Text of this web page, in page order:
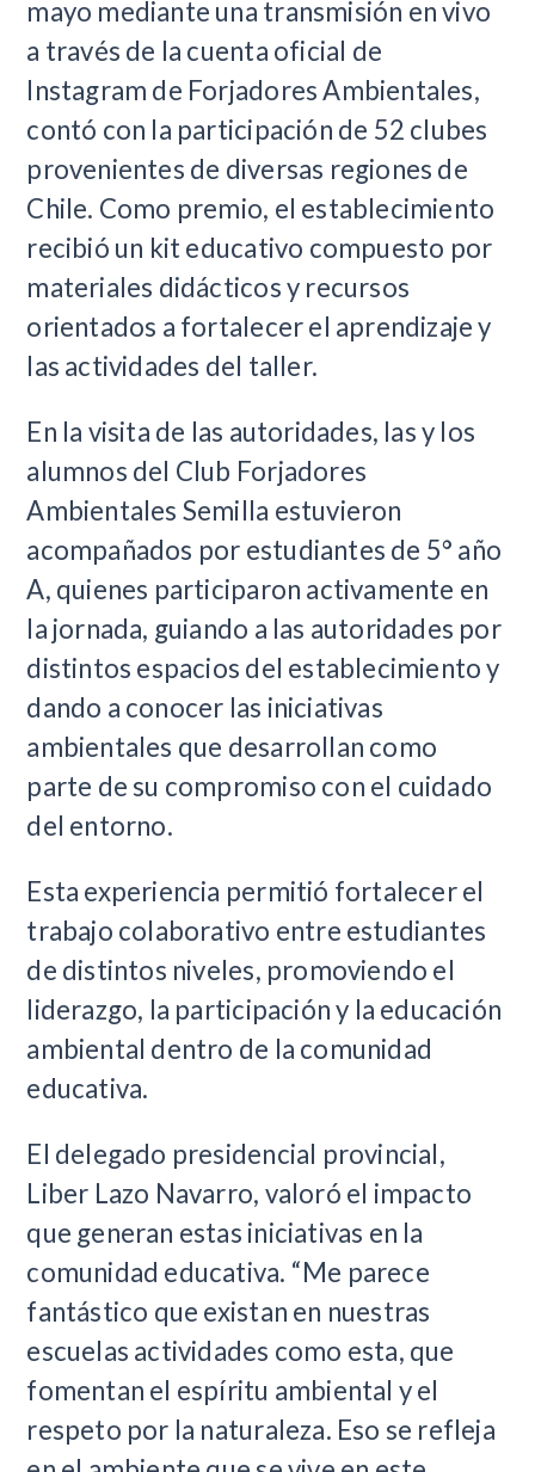
mayo mediante una transmisión en vivo
a través de la cuenta oficial de
Instagram de Forjadores Ambientales,
contó con la participación de 52 clubes
provenientes de diversas regiones de
Chile. Como premio, el establecimiento
recibió un kit educativo compuesto por
materiales didácticos y recursos
orientados a fortalecer el aprendizaje y
las actividades del taller.
En la visita de las autoridades, las y los
alumnos del Club Forjadores
Ambientales Semilla estuvieron
acompañados por estudiantes de 5° año
A, quienes participaron activamente en
la jornada, guiando a las autoridades por
distintos espacios del establecimiento y
dando a conocer las iniciativas
ambientales que desarrollan como
parte de su compromiso con el cuidado
del entorno.
Esta experiencia permitió fortalecer el
trabajo colaborativo entre estudiantes
de distintos niveles, promoviendo el
liderazgo, la participación y la educación
ambiental dentro de la comunidad
educativa.
El delegado presidencial provincial,
Liber Lazo Navarro, valoró el impacto
que generan estas iniciativas en la
comunidad educativa. “Me parece
fantástico que existan en nuestras
escuelas actividades como esta, que
fomentan el espíritu ambiental y el
respeto por la naturaleza. Eso se refleja